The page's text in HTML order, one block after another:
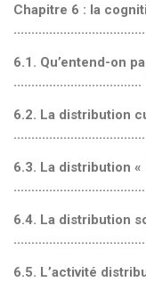
Chapitre 6 : la
6.1. Qu’entend-on
6.2. La distribution
6.3. La distribution
6.4. La distribution
6.5. L’activité